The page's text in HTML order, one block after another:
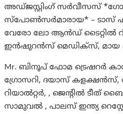
അഡ്ജസ്റ്റിംഗ് സർവീസസ്
സ്പോൺസർമാരായ* – ടാസ്
വേരോ ലോ ആൻഡ് ടൈറ്റിൽ
ഇൻഷുറൻസ് മെഡിക്സ്, മായ
Mr. ബിനൂപ് ഫോമ ട്രെഷറർ
ഗ്രോസറി, ദയാസ്
റിയാൽറ്റർ, , ജെന്റില്‍ ടീത്
സാമുവൽ , പാലസ് ഇന്ത്യ